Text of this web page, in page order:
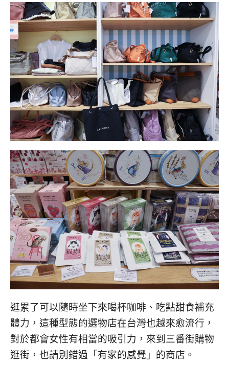
逛累了可以隨時坐下來喝杯咖啡、吃點甜食補充
體力，這種型態的選物店在台灣也越來愈流行，
對於都會女性有相當的吸引力，來到三番街購物
逛街，也請別錯過「有家的感覺」的商店。